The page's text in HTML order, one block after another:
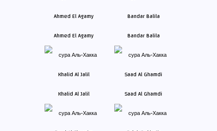
Ahmed El Agamy Bandar Balila
Khalid Al Jalil Saad Al Ghamdi